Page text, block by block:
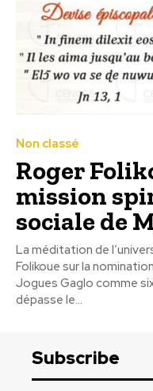
Non classé
Roger
mission
sociale de
La méditation de
Folikoue sur la
Jogues Gaglo comme
dépasse le...
Subscribe